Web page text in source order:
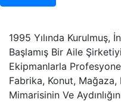
1995 Yılında Kurulmuş,
Başlamış Bir Aile
Ekipmanlarla
Fabrika, Konut,
Mimarisinin Ve